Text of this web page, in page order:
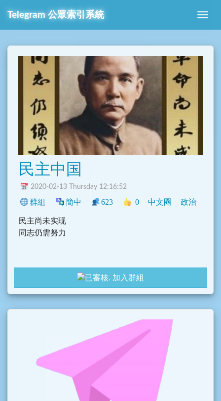
Telegram 公眾索引系統
民主中国
2020-02-13 Thursday 12:16:52
群組 簡中 623 0 中文圈 政治
民主尚未实现
同志仍需努力
加入群組